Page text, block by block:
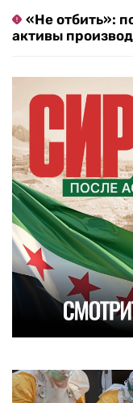
«Не отбить»:
активы